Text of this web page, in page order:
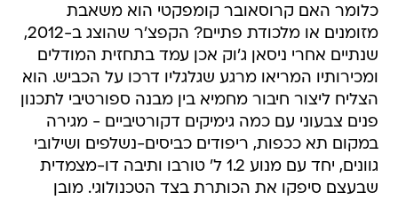
כלומר האם קרוסאובר קומפקטי הוא משאבת
מזומנים או מלכודת פתיים? הקפצ'ר שהוצג ב-2012,
שנתיים אחרי ניסאן ג'וק אכן עמד בתחזית המודלים
ומכירותיו המריאו מרגע שגלגליו דרכו על הכביש. הוא
הצליח ליצור חיבור מחמיא בין מבנה ספורטיבי לתכנון
פנים צבעוני עם כמה גימיקים דקורטיביים - מגירה
במקום תא ככפות, ריפודים כביסים-נשלפים ושילובי
גוונים, יחד עם מנוע 1.2 ל' טורבו ותיבה דו-מצמדית
שבעצם סיפקו את הכותרת בצד הטכנולוגי. מובן